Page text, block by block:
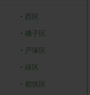
・ 西区
・磯子区
・ 戸塚区
・ 緑区
・ 都筑区